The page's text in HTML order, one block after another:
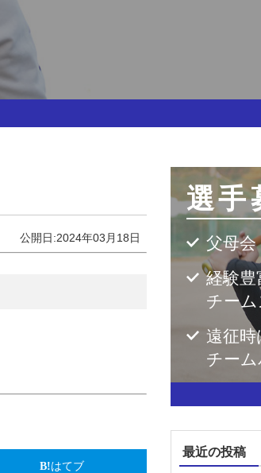
公開日:2024年03月18日
はてブ
選手
父母会
経験豊
チー
遠征時
チー
最近の投稿